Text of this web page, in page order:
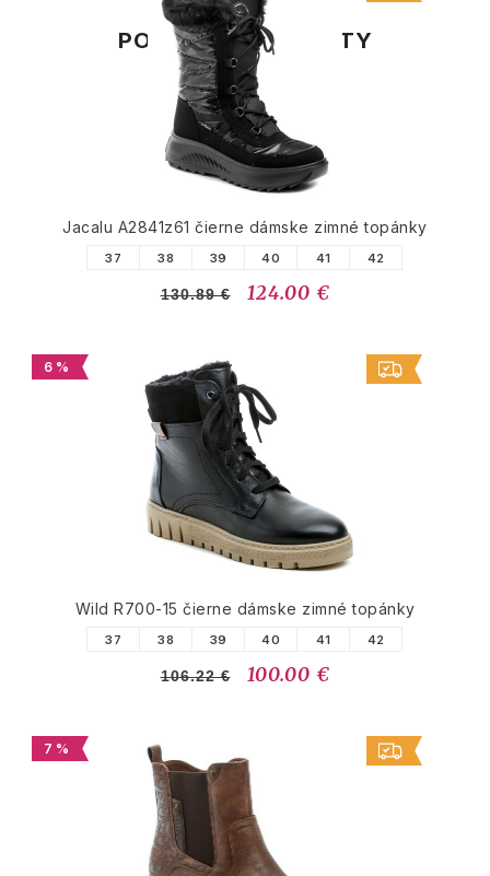
PODOBNÉ PRODUKTY
Jacalu A2841z61 čierne dámske zimné topánky
37 38 39 40 41 42
130.89 € 124.00 €
6 %
Wild R700-15 čierne dámske zimné topánky
37 38 39 40 41 42
106.22 € 100.00 €
7 %